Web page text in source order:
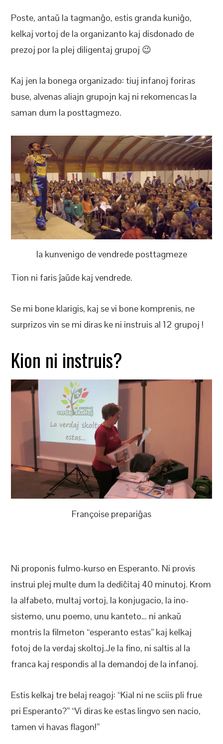
Poste, antaŭ la tagmanĝo, estis granda kuniĝo,
kelkaj vortoj de la organizanto kaj disdonado de
prezoj por la plej diligentaj grupoj 😉
Kaj jen la bonega organizado: tiuj infanoj foriras
buse, alvenas aliajn grupojn kaj ni rekomencas la
saman dum la posttagmezo.
la kunvenigo de vendrede posttagmeze
Tion ni faris ĵaŭde kaj vendrede.
Se mi bone klarigis, kaj se vi bone komprenis, ne
surprizos vin se mi diras ke ni instruis al 12 grupoj !
Kion ni instruis?
Françoise prepariĝas
Ni proponis fulmo-kurso en Esperanto. Ni provis
instrui plej multe dum la dediĉitaj 40 minutoj. Krom
la alfabeto, multaj vortoj, la konjugacio, la ino-
sistemo, unu poemo, unu kanteto… ni ankaŭ
montris la filmeton “esperanto estas” kaj kelkaj
fotoj de la verdaj skoltoj.Je la fino, ni saltis al la
franca kaj respondis al la demandoj de la infanoj.
Estis kelkaj tre belaj reagoj: “Kial ni ne sciis pli frue
pri Esperanto?” “Vi diras ke estas lingvo sen nacio,
tamen vi havas flagon!”